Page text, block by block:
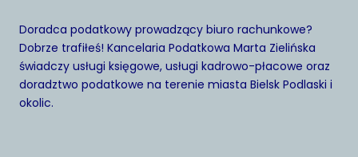
Doradca podatkowy prowadzący biuro rachunkowe?
Dobrze trafiłeś! Kancelaria Podatkowa Marta Zielińska
świadczy usługi księgowe, usługi kadrowo-płacowe oraz
doradztwo podatkowe na terenie miasta Bielsk Podlaski i
okolic.